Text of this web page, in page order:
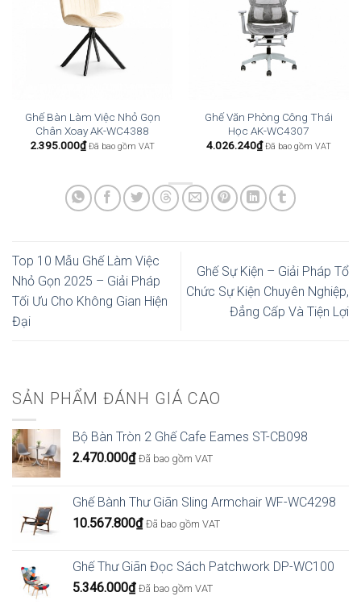
SẢN PHẨM ĐÁNH GIÁ CAO
Bộ Bàn Tròn 2 Ghế Cafe Eames ST-CB098
2.470.000₫ Đã bao gồm VAT
Ghế Bành Thư Giãn Sling Armchair WF-WC4298
10.567.800₫ Đã bao gồm VAT
Ghế Thư Giãn Đọc Sách Patchwork DP-WC100
5.346.000₫ Đã bao gồm VAT
Ghế Bàn Làm Việc Nhỏ Gọn
Chân Xoay AK-WC4388
2.395.000₫ Đã bao gồm VAT
Ghế Văn Phòng Công Thái
Học AK-WC4307
4.026.240₫ Đã bao gồm VAT
Top 10 Mẫu Ghế Làm Việc
Nhỏ Gọn 2025 – Giải Pháp
Tối Ưu Cho Không Gian Hiện
Đại
Ghế Sự Kiện – Giải Pháp Tổ
Chức Sự Kiện Chuyên Nghiệp,
Đẳng Cấp Và Tiện Lợi